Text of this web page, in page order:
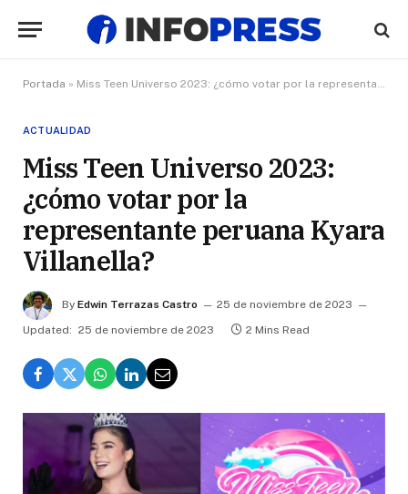
Portada » Miss Teen Universo 2023: ¿cómo votar por la representante peruana Kyara Villanella?
ACTUALIDAD
Miss Teen Universo 2023:
¿cómo votar por la
representante peruana Kyara
Villanella?
By Edwin Terrazas Castro
25 de noviembre de 2023
Updated: 25 de noviembre de 2023 2 Mins Read